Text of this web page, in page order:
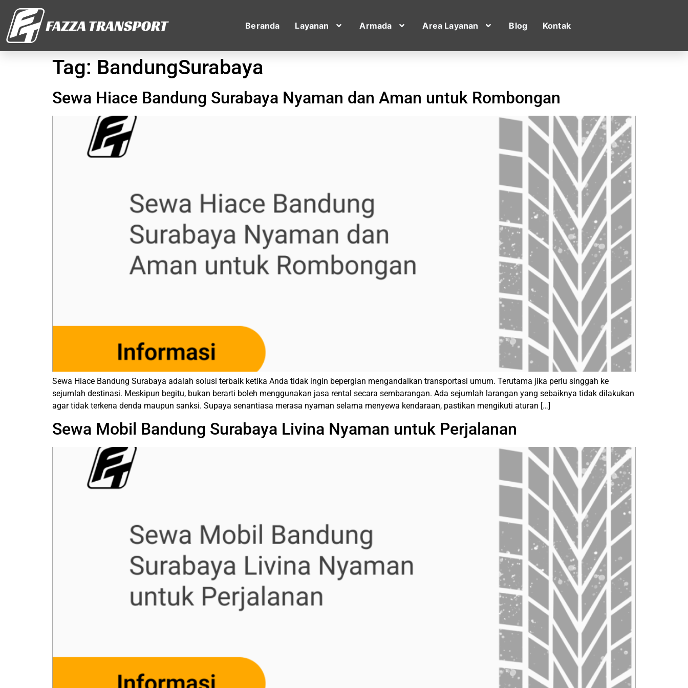
Beranda Layanan Armada Area Layanan Blog Kontak
Tag: BandungSurabaya
Sewa Hiace Bandung Surabaya Nyaman dan Aman untuk Rombongan
Sewa Hiace Bandung Surabaya adalah solusi terbaik ketika Anda tidak ingin bepergian mengandalkan transportasi umum. Terutama jika perlu singgah ke
sejumlah destinasi. Meskipun begitu, bukan berarti boleh menggunakan jasa rental secara sembarangan. Ada sejumlah larangan yang sebaiknya tidak dilakukan
agar tidak terkena denda maupun sanksi. Supaya senantiasa merasa nyaman selama menyewa kendaraan, pastikan mengikuti aturan […]
Sewa Mobil Bandung Surabaya Livina Nyaman untuk Perjalanan